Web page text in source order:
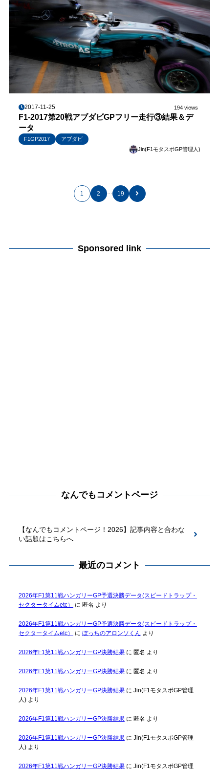
2017-11-25 194 views
F1-2017第20戦アブダビGPフリー走行③結果＆デ
ータ
F1GP2017
アブダビ
Jin(F1モタスポGP管理人)
1 2 … 19
Sponsored link
なんでもコメントページ
【なんでもコメントページ！2026】記事内容と合わな
い話題はこちらへ
最近のコメント
2026年F1第11戦ハンガリーGP予選決勝データ(スピードトラップ・
セクタータイムetc）
に 匿名 より
2026年F1第11戦ハンガリーGP予選決勝データ(スピードトラップ・
セクタータイムetc）
に ぼっちのアロンソくん より
2026年F1第11戦ハンガリーGP決勝結果に 匿名 より
2026年F1第11戦ハンガリーGP決勝結果に 匿名 より
2026年F1第11戦ハンガリーGP決勝結果に Jin(F1モタスポGP管理
人)より
2026年F1第11戦ハンガリーGP決勝結果に 匿名 より
2026年F1第11戦ハンガリーGP決勝結果に Jin(F1モタスポGP管理
人)より
2026年F1第11戦ハンガリーGP決勝結果に Jin(F1モタスポGP管理